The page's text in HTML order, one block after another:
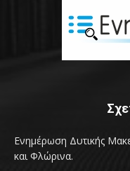
Ενημέρωση Δυτικής
και Φλώρινα.